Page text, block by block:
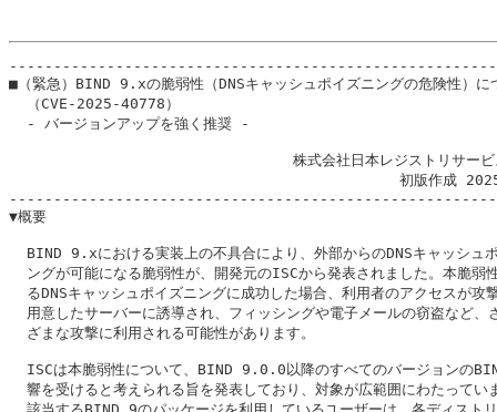
■（緊急）BIND 9.xの脆弱性（DNSキャッシュポイズニングの危険性）に
  （CVE-2025-40778）
  - バージョンアップを強く推奨 -
株式会社日本レジストリサー
初版作成
▼概要
BIND 9.xにおける実装上の不具合により、外部からのDNSキャッシュ
ングが可能になる脆弱性が、開発元のISCから発表されました。本脆弱
るDNSキャッシュポイズニングに成功した場合、利用者のアクセスが攻
用意したサーバーに誘導され、フィッシングや電子メールの窃盗など、
  ざまな攻撃に利用される可能性があります。
ISCは本脆弱性について、BIND 9.0.0以降のすべてのバージョンの
響を受けると考えられる旨を発表しており、対象が広範囲にわたってい